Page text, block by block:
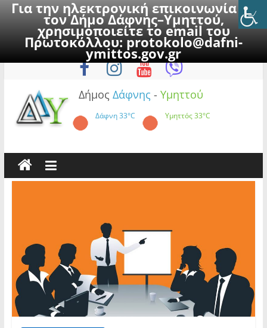
Για την ηλεκτρονική επικοινωνία με
τον Δήμο Δάφνης–Υμηττού,
χρησιμοποιείτε το email του
Πρωτοκόλλου:protokolo@dafni-
ymittos.gov.gr
to
Δευτέρα, 10 Αυγούστου 2026
Δήμος Δάφνης - Υμηττού
Δάφνη33°C Υμηττός33°C